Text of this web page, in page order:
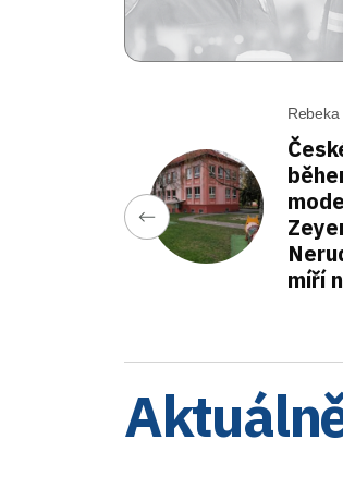
Rebeka
míří